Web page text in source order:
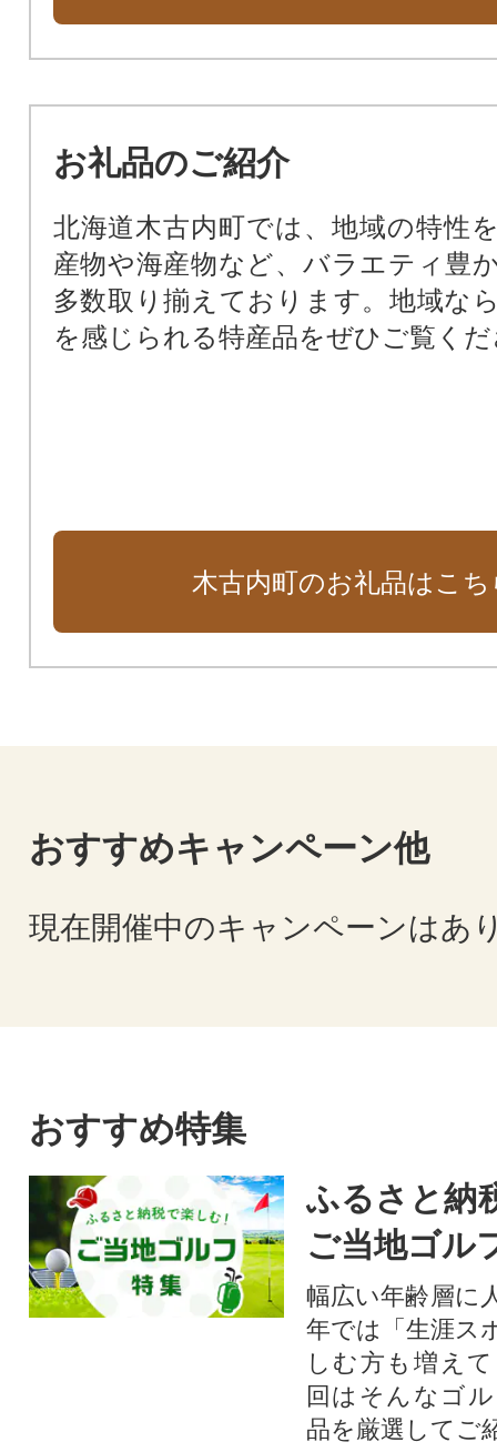
お礼品のご紹介
北海道木古内町では、地域の特性
産物や海産物など、バラエティ豊
多数取り揃えております。地域な
を感じられる特産品をぜひご覧く
木古内町のお礼品はこち
おすすめキャンペーン他
現在開催中のキャンペーンはあ
おすすめ特集
ふるさと納
ご当地ゴル
幅広い年齢層に
年では「生涯ス
しむ方も増え
回はそんなゴ
品を厳選してご